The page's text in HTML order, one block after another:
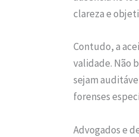
clareza e
Contudo, a
validade. Não
sejam
forenses
Advogados e